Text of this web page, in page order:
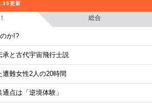
更新
総合
か!?
と古代宇宙飛行士説
難女性2人の20時間
点は「逆境体験」